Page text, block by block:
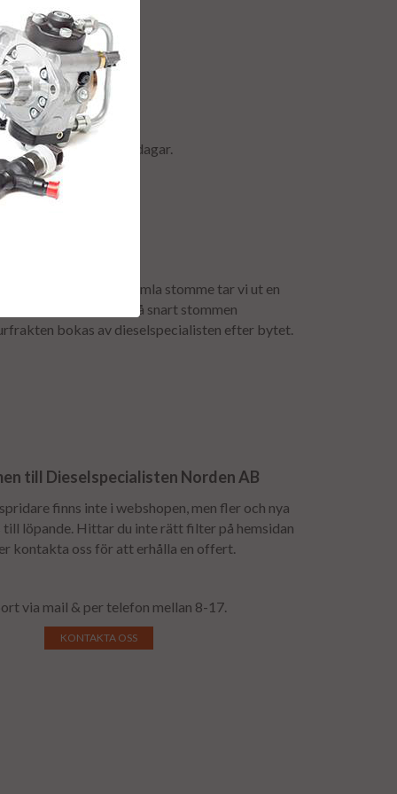
& retur.
ca är 2-5 arbetsdagar.
för att få tillbaka er gamla stomme tar vi ut en
återbetalas så snart stommen
bokas av dieselspecialisten efter bytet.
till Dieselspecialisten Norden AB
finns inte i webshopen, men fler och nya
löpande. Hittar du inte rätt filter på hemsidan
kontakta oss för att erhålla en offert.
via mail & per telefon mellan 8-17.
KONTAKTA OSS